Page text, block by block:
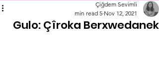
Gulo: Çîroka Berxwedanek
Çiğdem Sevimli
Nov 12, 2021
5 min read